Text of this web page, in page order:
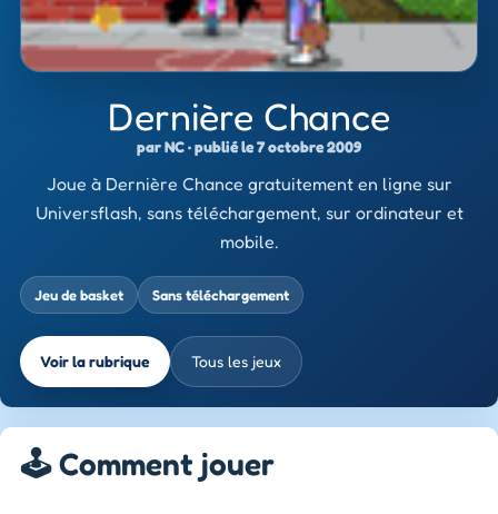
Dernière Chance
par NC · publié le 7 octobre 2009
Joue à Dernière Chance gratuitement en ligne sur
Universflash, sans téléchargement, sur ordinateur et
mobile.
Jeu de basket Sans téléchargement
Voir la rubrique Tous les jeux
🕹️ Comment jouer